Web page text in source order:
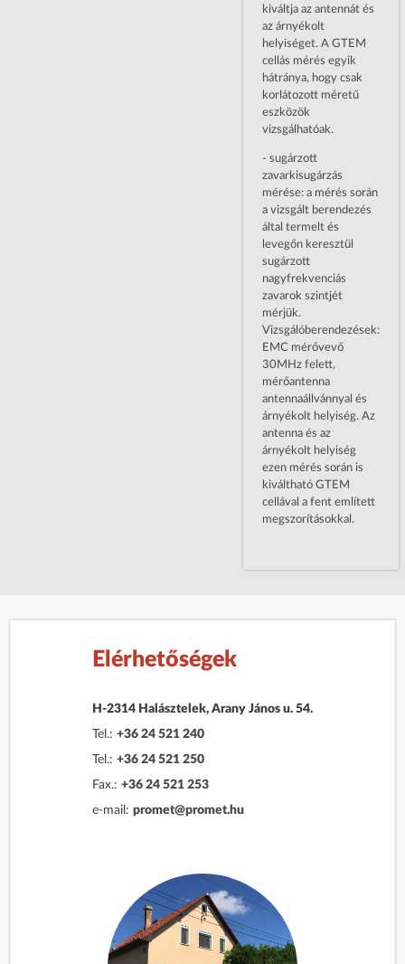
kiváltja az antennát és
az árnyékolt
helyiséget. A GTEM
cellás mérés egyik
hátránya, hogy csak
korlátozott méretű
eszközök
vizsgálhatóak.
- sugárzott
zavarkisugárzás
mérése: a mérés során
a vizsgált berendezés
által termelt és
levegőn keresztül
sugárzott
nagyfrekvenciás
zavarok szintjét
mérjük.
Vizsgálóberendezések:
EMC mérővevő
30MHz felett,
mérőantenna
antennaállvánnyal és
árnyékolt helyiség. Az
antenna és az
árnyékolt helyiség
ezen mérés során is
kiváltható GTEM
cellával a fent említett
megszorításokkal.
Elérhetőségek
H-2314 Halásztelek, Arany János u. 54.
Tel.: +36 24 521 240
Tel.: +36 24 521 250
Fax.: +36 24 521 253
e-mail: promet@promet.hu